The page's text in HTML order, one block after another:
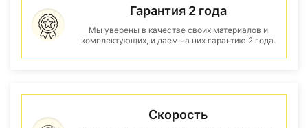
Гарантия 2 года
Мы уверены в качестве своих материалов и
комплектующих, и даем на них гарантию 2 года.
Скорость